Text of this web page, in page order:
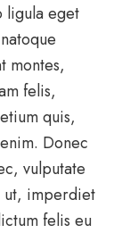
ligula eget
montes,
felis,
quis,
Donec
vulputate
ut, imperdiet
felis eu